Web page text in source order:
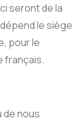
seront de la
le siège
pour le
français.
de nous